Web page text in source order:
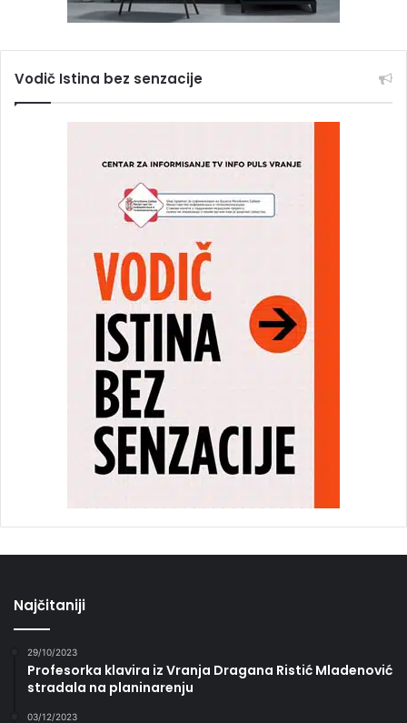
Vodič Istina bez senzacije
Najčitaniji
29/10/2023
Profesorka klavira iz Vranja Dragana Ristić Mladenović
stradala na planinarenju
03/12/2023